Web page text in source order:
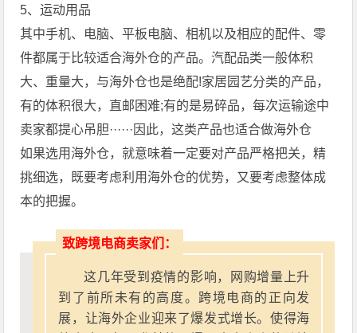
5、运动用品
其中手机、电脑、平板电脑、相机以及相应的配件、零
件都属于比较适合海外仓的产品。汽配品类一般体积
大、重量大，与海外仓也是绝配!家居园艺分类的产品，
有的体积很大，直邮困难;有的是易碎品，每次运输途中
卖家都提心吊胆······因此，这类产品也适合做海外仓
如果选用海外仓，就意味着一定要对产品严格把关，精
挑细选，既要考虑利用海外仓的优势，又要考虑整体成
本的把握。
致跨境电商卖家们：
这几年受到疫情的影响，网购增量上升
到了前所未有的高度。跨境电商的正向发
展，让海外企业迎来了爆发式增长。使得海